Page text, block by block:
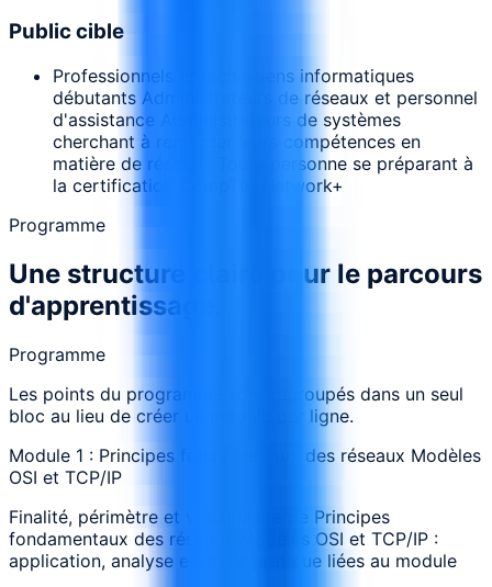
Public cible
Professionnels et techniciens informatiques
débutants Administrateurs de réseaux et personnel
d'assistance Administrateurs de systèmes
cherchant à renforcer leurs compétences en
matière de réseaux Toute personne se préparant à
la certification CompTIA Network+
Programme
Une structure claire pour le parcours
d'apprentissage.
Programme
Les points du programme sont regroupés dans un seul
bloc au lieu de créer un module par ligne.
Module 1 : Principes fondamentaux des réseaux Modèles
OSI et TCP/IP
Finalité, périmètre et vocabulaire de Principes
fondamentaux des réseaux Modèles OSI et TCP/IP :
application, analyse et revue pratique liées au module